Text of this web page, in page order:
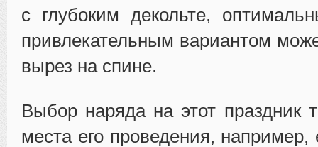
с глубоким декольте,
привлекательным вариантом
вырез на спине.
Выбор наряда на этот праздник
места его проведения, например,